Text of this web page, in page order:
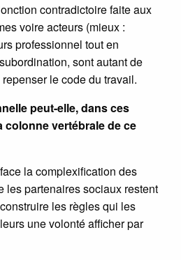
contradictoire faite aux
voire acteurs (mieux :
professionnel tout en
sont autant de
le code du travail.
peut-elle, dans ces
vertébrale de ce
la complexification des
les partenaires sociaux restent
les règles qui les
une volonté afficher par